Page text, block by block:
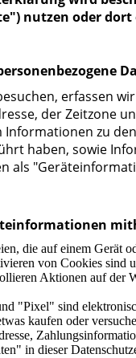
nutzen oder
erfassen
der Zeitzone
zu
haben, sowie
als
die auf einem Gerät
von Cookies
Aktionen auf der
"Pixel" sind
kaufen oder
in dieser